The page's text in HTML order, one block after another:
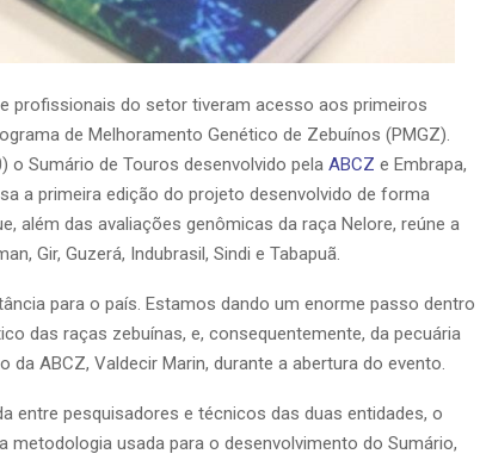
profissionais do setor tiveram acesso aos primeiros
de Melhoramento Genético de Zebuínos (PMGZ).
o Sumário de Touros desenvolvido pela ABCZ e Embrapa,
a primeira edição do projeto desenvolvido de forma
além das avaliações genômicas da raça Nelore, reúne a
Gir, Guzerá, Indubrasil, Sindi e Tabapuã.
para o país. Estamos dando um enorme passo dentro
das raças zebuínas, e, consequentemente, da pecuária
da ABCZ, Valdecir Marin, durante a abertura do evento.
entre pesquisadores e técnicos das duas entidades, o
metodologia usada para o desenvolvimento do Sumário,